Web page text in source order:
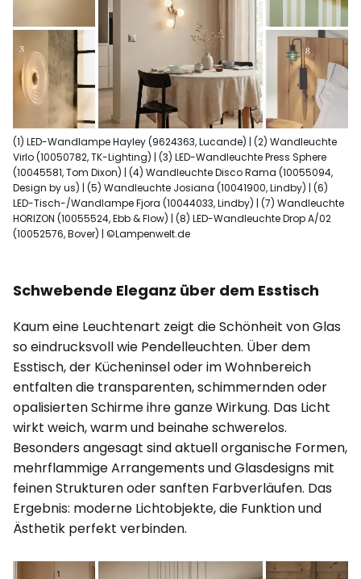
(1) LED-Wandlampe Hayley (9624363, Lucande) | (2) Wandleuchte
Virlo (10050782, TK-Lighting) | (3) LED-Wandleuchte Press Sphere
(10045581, Tom Dixon) | (4) Wandleuchte Disco Rama (10055094,
Design by us) | (5) Wandleuchte Josiana (10041900, Lindby) | (6)
LED-Tisch-/Wandlampe Fjora (10044033, Lindby) | (7) Wandleuchte
HORIZON (10055524, Ebb & Flow) | (8) LED-Wandleuchte Drop A/02
(10052576, Bover) | ©Lampenwelt.de
Schwebende Eleganz über dem Esstisch
Kaum eine Leuchtenart zeigt die Schönheit von Glas
so eindrucksvoll wie Pendelleuchten. Über dem
Esstisch, der Kücheninsel oder im Wohnbereich
entfalten die transparenten, schimmernden oder
opalisierten Schirme ihre ganze Wirkung. Das Licht
wirkt weich, warm und beinahe schwerelos.
Besonders angesagt sind aktuell organische Formen,
mehrflammige Arrangements und Glasdesigns mit
feinen Strukturen oder sanften Farbverläufen. Das
Ergebnis: moderne Lichtobjekte, die Funktion und
Ästhetik perfekt verbinden.